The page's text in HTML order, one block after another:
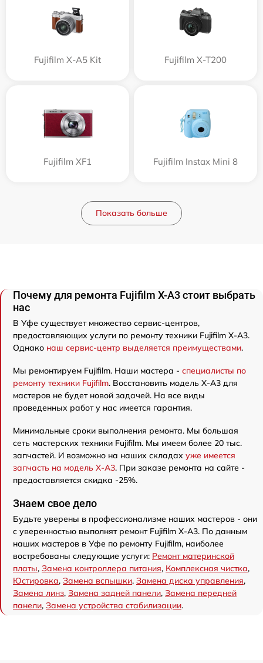
Fujifilm X-A5 Kit Fujifilm X-T200
Fujifilm XF1 Fujifilm Instax Mini 8
Показать больше
Почему для ремонта Fujifilm X-A3 стоит выбрать
нас
В Уфе существует множество сервис-центров,
предоставляющих услуги по ремонту техники Fujifilm X-A3.
Однако наш сервис-центр выделяется преимуществами.
Мы ремонтируем Fujifilm. Наши мастера - специалисты по
ремонту техники Fujifilm. Восстановить модель X-A3 для
мастеров не будет новой задачей. На все виды
проведенных работ у нас имеется гарантия.
Минимальные сроки выполнения ремонта. Мы большая
сеть мастерских техники Fujifilm. Мы имеем более 20 тыс.
запчастей. И возможно на наших складах уже имеется
запчасть на модель X-A3. При заказе ремонта на сайте -
предоставляется скидка -25%.
Знаем свое дело
Будьте уверены в профессионализме наших мастеров - они
с уверенностью выполнят ремонт Fujifilm X-A3. По данным
наших мастеров в Уфе по ремонту Fujifilm, наиболее
востребованы следующие услуги: Ремонт материнской
платы, Замена контроллера питания, Комплексная чистка,
Юстировка, Замена вспышки, Замена диска управления,
Замена линз, Замена задней панели, Замена передней
панели, Замена устройства стабилизации.